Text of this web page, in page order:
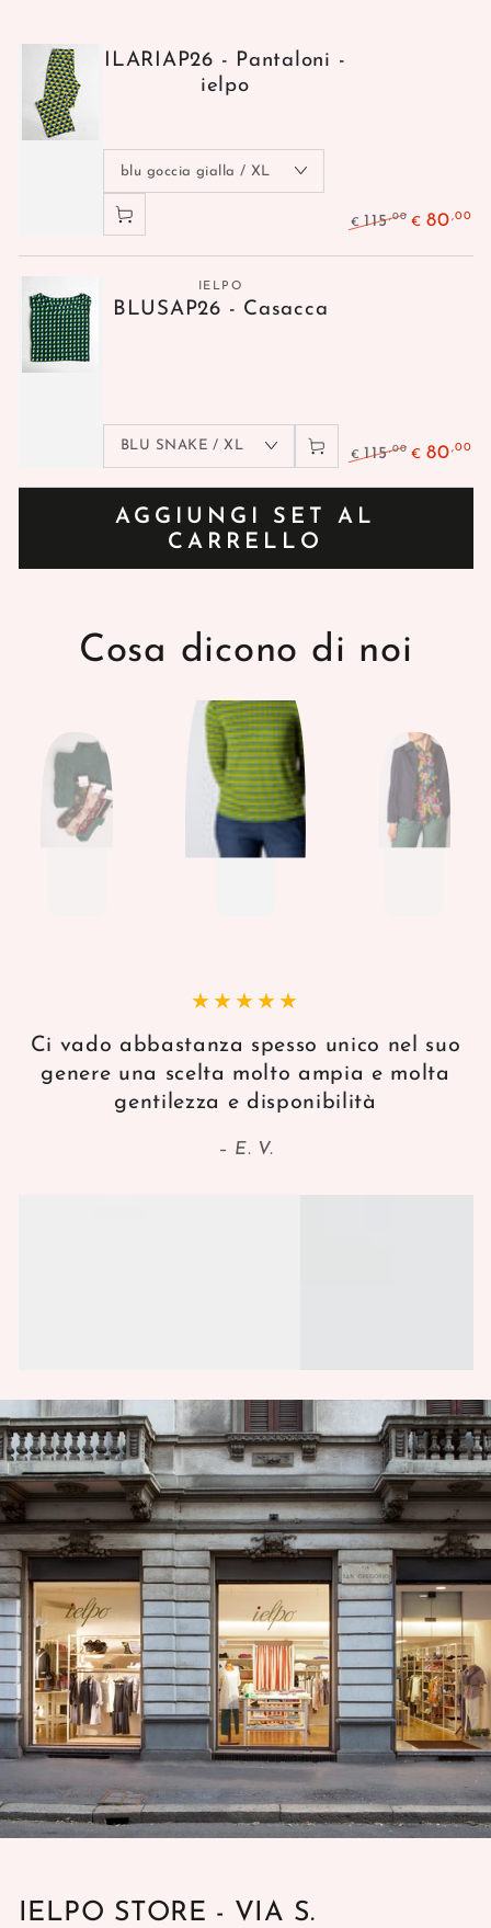
ILARIAP26 - Pantaloni -
ielpo
€ 115,00 € 80,00
Venditore:
IELPO
BLUSAP26 - Casacca
€ 115 ,00 € 80,00
AGGIUNGI SET AL
CARRELLO
Cosa dicono di noi
Ci vado abbastanza spesso unico nel suo
genere una scelta molto ampia e molta
gentilezza e disponibilità
E. V.
IELPO STORE - VIA S.